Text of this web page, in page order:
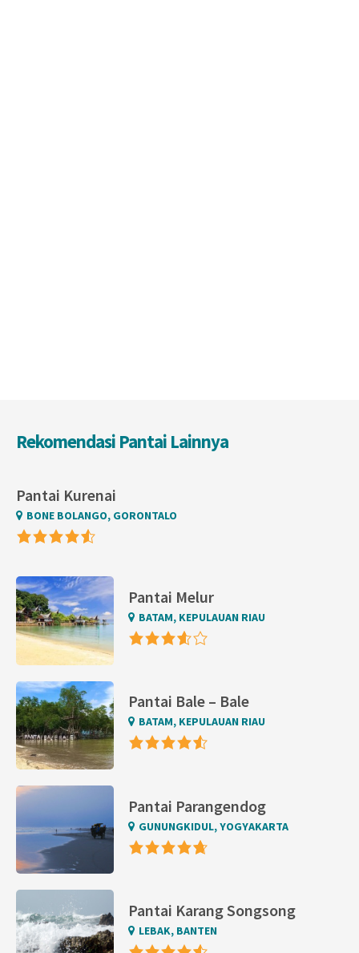
Rekomendasi Pantai Lainnya
Pantai Kurenai
BONE BOLANGO, GORONTALO
Pantai Melur
BATAM, KEPULAUAN RIAU
Pantai Bale – Bale
BATAM, KEPULAUAN RIAU
Pantai Parangendog
GUNUNGKIDUL, YOGYAKARTA
Pantai Karang Songsong
LEBAK, BANTEN